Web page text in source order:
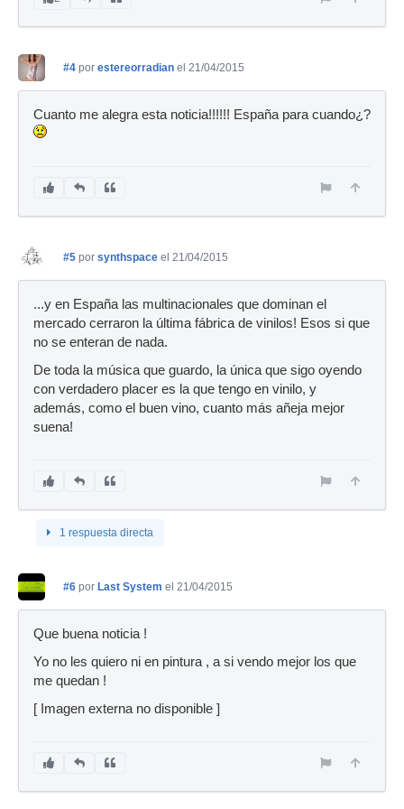
#4 por estereorradian el 21/04/2015
Cuanto me alegra esta noticia!!!!!! España para cuando¿?
#5 por synthspace el 21/04/2015
...y en España las multinacionales que dominan el
mercado cerraron la última fábrica de vinilos! Esos si que
no se enteran de nada.
De toda la música que guardo, la única que sigo oyendo
con verdadero placer es la que tengo en vinilo, y
además, como el buen vino, cuanto más añeja mejor
suena!
1 respuesta directa
#6 por Last System el 21/04/2015
Que buena noticia !
Yo no les quiero ni en pintura , a si vendo mejor los que
me quedan !
[ Imagen externa no disponible ]